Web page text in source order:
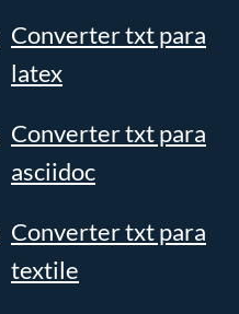
Converter txt para
latex
Converter txt para
asciidoc
Converter txt para
textile